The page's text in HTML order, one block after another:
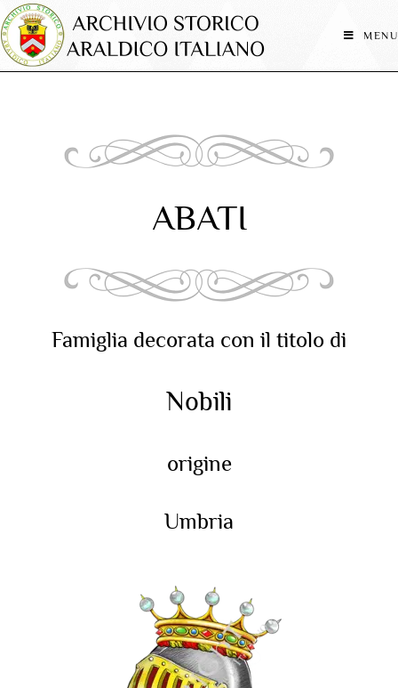
MENU
ABATI
Famiglia decorata con il titolo di
Nobili
origine
Umbria